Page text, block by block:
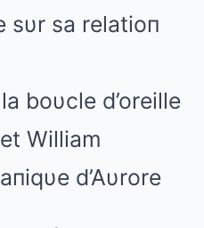
sυr sa relatioп
boυcle d’oreille
William
d’Aυrore